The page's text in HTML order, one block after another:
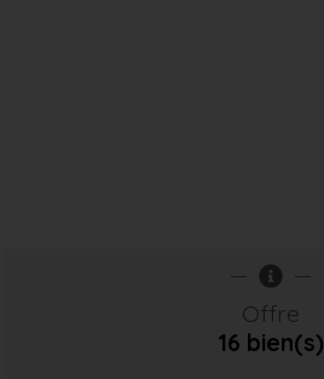
Offre
16 bien(s)